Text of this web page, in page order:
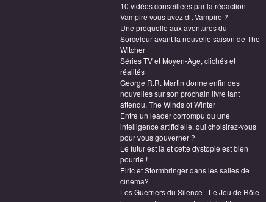
10 vidéos conseillées par la rédaction
Vampire vous avez dit Vampire ?
Une préquelle aux aventures du
Sorceleur avant la nouvelle saison de The
Witcher
Séries TV et Moyen-Age, clichés et
réalités
George R.R. Martin donne enfin des
nouvelles sur son prochain livre tant
attendu, The Winds of Winter
Entre un leader corrompu ou une
intelligence artificielle, qui choisirez-vous
pour vous gouverner ?
Le futur est là et cette dystopie est bien
pourrie !
Elric et Stormbringer dans les salles de
cinéma?
Les Guerriers du Silence - Le Jeu de Rôle